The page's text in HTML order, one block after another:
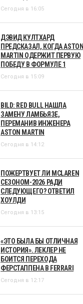
Сегодня в 16:05
ДЭВИД КУЛТХАРД
ПРЕДСКАЗАЛ, КОГДА ASTON
MARTIN ОДЕРЖИТ ПЕРВУЮ
ПОБЕДУ В ФОРМУЛЕ 1
Сегодня в 15:09
BILD: RED BULL НАШЛА
ЗАМЕНУ ЛАМБЬЯЗЕ,
ПЕРЕМАНИВ ИНЖЕНЕРА
ASTON MARTIN
Сегодня в 14:12
ПОЖЕРТВУЕТ ЛИ MCLAREN
СЕЗОНОМ-2026 РАДИ
СЛЕДУЮЩЕГО? ОТВЕТИЛ
ХОУЛДИ
Сегодня в 13:15
«ЭТО БЫЛА БЫ ОТЛИЧНАЯ
ИСТОРИЯ». ЛЕКЛЕР НЕ
БОИТСЯ ПЕРЕХОДА
ФЕРСТАППЕНА В FERRARI
Сегодня в 12:17